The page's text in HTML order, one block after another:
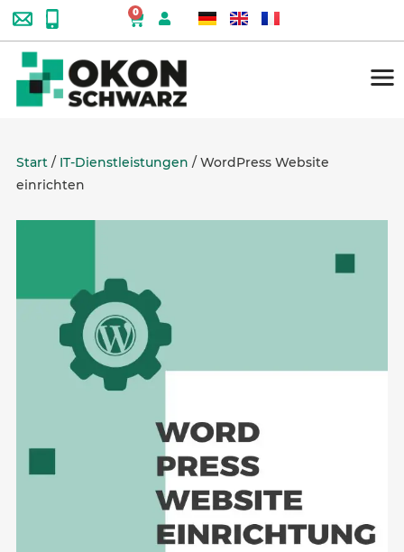
0
Start / IT-Dienstleistungen / WordPress Website
einrichten